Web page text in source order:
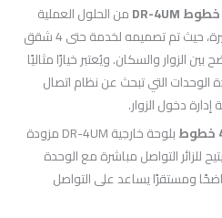
من الحلول العملية
والموثوقة للمباني السكنية الصغيرة، حيث تم تصميمه لخدمة حتى 4 شقق
الزوار والسكان. ويُعتبر خيارًا مثاليًا
الوحدات التي تبحث عن نظام اتصال
دخول الزوار.
بلوحة خارجية DR-4UM مزودة
للزائر التواصل مباشرة مع الوحدة
ومستقرًا يساعد على التواصل